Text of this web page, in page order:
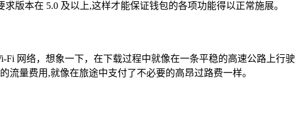
版本在 5.0 及以上,这样才能保证钱包的各项功能得以正常施展。
Fi 网络，想象一下，在下载过程中就像在一条平稳的高速公路上行
量费用,就像在旅途中支付了不必要的高昂过路费一样。